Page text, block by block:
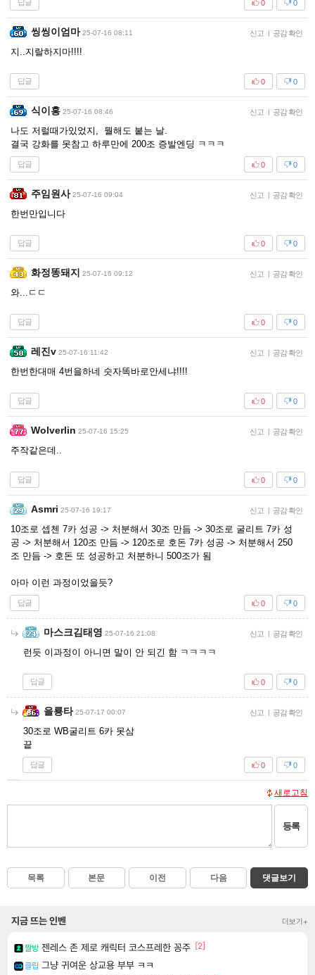
답글 0
0
씽씽이엄마 25-07-16 08:11 신고 | 공감 확인
지..지랄하지마!!!!
답글 0
0
식이홍 25-07-16 08:46 신고 | 공감 확인
나도 저럴때가있었지, 뭘해도 붙는 날.
결국 강화를 못참고 하루만에 200조 증발엔딩 ㅋㅋㅋ
답글 0
0
주임원사 25-07-16 09:04 신고 | 공감 확인
한번만입니다
답글 0
0
화정똥돼지 25-07-16 09:12 신고 | 공감 확인
와...ㄷㄷ
답글 0
0
레진v 25-07-16 11:42 신고 | 공감 확인
한번한대매 4번을하네 숫자똑바로안세냐!!!!
답글 0
0
Wolverlin 25-07-16 15:25 신고 | 공감 확인
주작같은데..
답글 0
0
Asmri 25-07-16 19:17 신고 | 공감 확인
10조로 셉첸 7카 성공 -> 처분해서 30조 만듬 -> 30조로 굴리트 7카 성
공 -> 처분해서 120조 만듬 -> 120조로 호돈 7카 성공 -> 처분해서 250
조 만듬 -> 호돈 또 성공하고 처분하니 500조가 됨
아마 이런 과정이었을듯?
답글 0
0
마스크김태영 25-07-16 21:08 신고 | 공감 확인
런듯 이과정이 아니면 말이 안 되긴 함 ㅋㅋㅋㅋ
답글 0
0
을룡타 25-07-17 00:07 신고 | 공감 확인
30조로 WB굴리트 6카 못삼
끝
답글 0
0
새로고침
등록
목록 본문 이전 다음 댓글보기
지금 뜨는 인벤 더보기+
짤방 젠레스 존 제로 캐릭터 코스프레한 꽁주 [2]
클립 그냥 귀여운 상교용 부부 ㅋㅋ